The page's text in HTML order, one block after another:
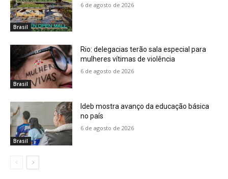
Brasil
6 de agosto de 2026
Brasil
Rio: delegacias terão sala especial para
mulheres vítimas de violência
6 de agosto de 2026
Brasil
Ideb mostra avanço da educação básica
no país
6 de agosto de 2026